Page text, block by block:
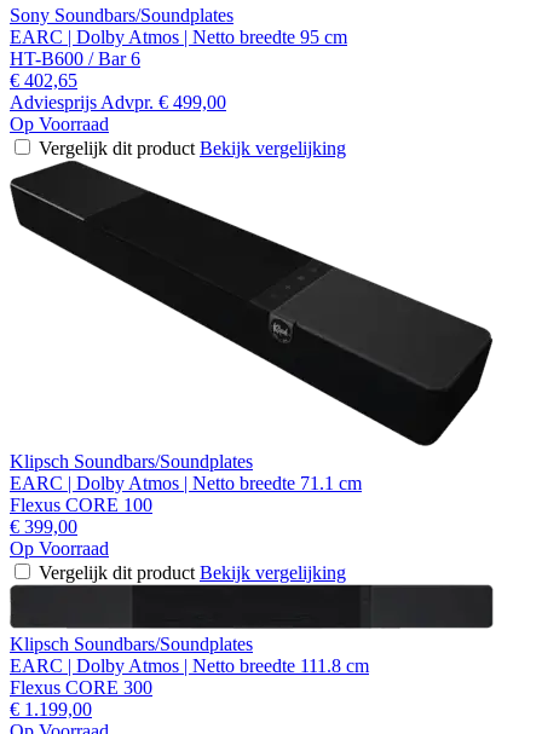
Sony Soundbars/Soundplates
EARC | Dolby Atmos | Netto breedte 95 cm
HT-B600 / Bar 6
€ 402,65
Adviesprijs Advpr. € 499,00
Op Voorraad
Vergelijk dit product Bekijk vergelijking
Klipsch Soundbars/Soundplates
EARC | Dolby Atmos | Netto breedte 71.1 cm
Flexus CORE 100
€ 399,00
Op Voorraad
Vergelijk dit product Bekijk vergelijking
Klipsch Soundbars/Soundplates
EARC | Dolby Atmos | Netto breedte 111.8 cm
Flexus CORE 300
€ 1.199,00